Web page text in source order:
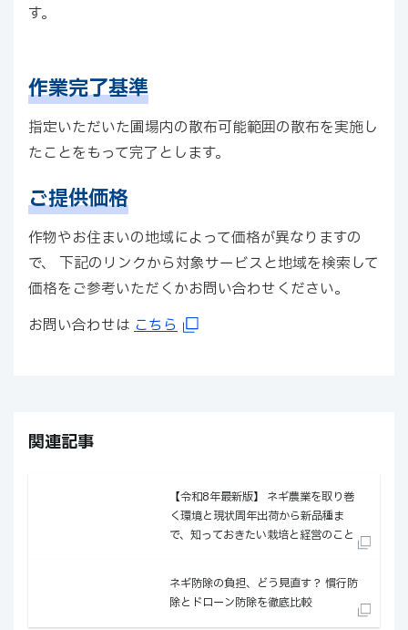
す。
作業完了基準
指定いただいた圃場内の散布可能範囲の散布を実施し
たことをもって完了とします。
ご提供価格
作物やお住まいの地域によって価格が異なりますの
で、 下記のリンクから対象サービスと地域を検索して
価格をご参考いただくかお問い合わせください。
お問い合わせは こちら
関連記事
【令和8年最新版】 ネギ農業を取り巻
く環境と現状──周年出荷から新品種ま
で、知っておきたい栽培と経営のこと
ネギ防除の負担、どう見直す？ ──慣行防
除とドローン防除を徹底比較